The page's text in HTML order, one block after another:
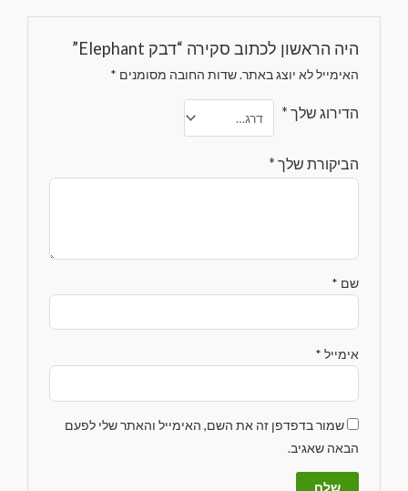
היה הראשון לכתוב סקירה “דבק Elephant”
האימייל לא יוצג באתר.שדות החובה מסומנים *
הדירוג שלך *
הביקורת שלך *
שם *
אימייל *
שמור בדפדפן זה את השם, האימייל והאתר שלי לפעם
הבאה שאגיב.